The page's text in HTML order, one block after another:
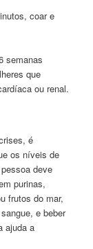
coar e
semanas
que
ou renal.
é
os níveis de
deve
purinas,
frutos do mar,
e beber
ajuda a